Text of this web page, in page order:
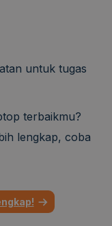
untuk tugas
terbaikmu?
lengkap, coba